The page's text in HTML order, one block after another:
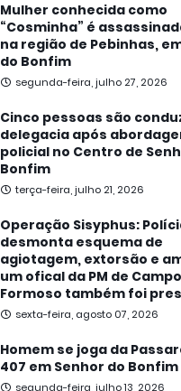
Mulher conhecida como
“Cosminha” é
na região de Pebinhas,
do Bonfim
segunda-feira, julho 27, 2026
Cinco pessoas são
delegacia após
policial no Centro de
Bonfim
terça-feira, julho 21, 2026
Operação Sisyphus:
desmonta esquema de
agiotagem, extorsão e
um ofical da PM de Campo
Formoso também foi
sexta-feira, agosto 07, 2026
Homem se joga da
407 em Senhor do Bonfim
segunda-feira, julho 13, 2026